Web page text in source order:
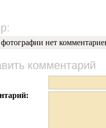
нет
комментарий